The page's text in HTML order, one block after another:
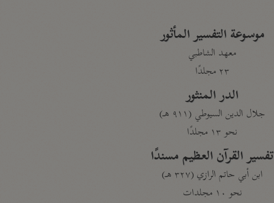
موسوعة التفسير المأثور
معهد الشاطبي
٢٣ مجلدًا
الدر المنثور
جلال الدين السيوطي (٩١١ هـ)
نحو ١٣ مجلدًا
تفسير القرآن العظيم مسندًا
ابن أبي حاتم الرازي (٣٢٧ هـ)
نحو ١٠ مجلدات